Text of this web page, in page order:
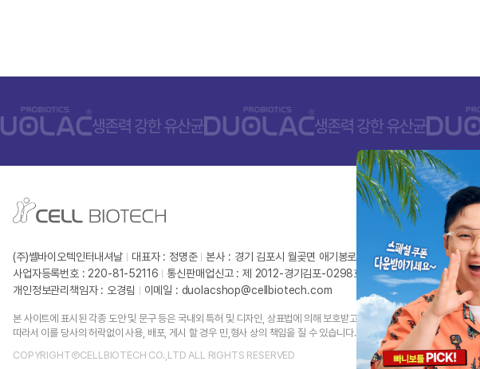
(주)쎌바이오텍인터내셔날 대표자 : 정명준
본사 : 경기 김포시 월곶면 애기봉로 409번길 50
사업자등록번호 : 220-81-52116
통신판매업신고 : 제 2012-경기김포-0298호 건강식품군
개인정보관리책임자 : 오경림
이메일 : duolacshop@cellbiotech.com
본 사이트에 표시된 각종 도안 및 문구 등은 국내외 특허 및 디자인, 상표법에 의해 보호받고 있습니다.
따라서 이를 당사의 허락없이 사용, 배포, 게시 할 경우 민,형사 상의 책임을 질 수 있습니다.
COPYRIGHTⒸCELLBIOTECH CO.,LTD ALL RIGHTS RESERVED